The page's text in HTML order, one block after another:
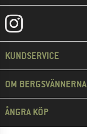
KUNDSERVICE
OM BERGSVÄNNERNA
ÅNGRA KÖP